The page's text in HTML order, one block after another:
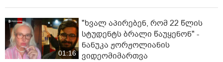
01:16
"ხვალ აპირებენ, რომ 22 წლის
სტუდენტს ბრალი წაუყენონ" -
ნანუკა ჟორჟოლიანის
ვიდეომიმართვა